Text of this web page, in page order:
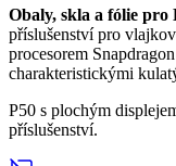
Obaly, skla a fólie pro
příslušenství pro
procesorem
charakteristickými
P50 s plochým
příslušenství.